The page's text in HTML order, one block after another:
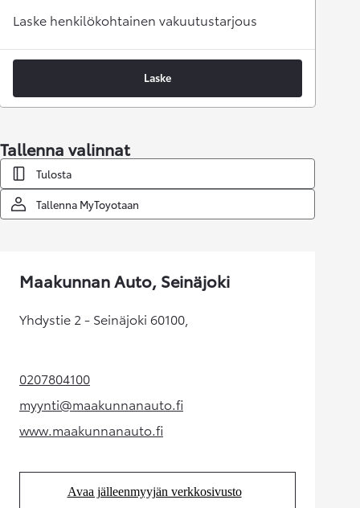
Laske henkilökohtainen vakuutustarjous
Laske
Tallenna valinnat
Tulosta
Tallenna MyToyotaan
Maakunnan Auto, Seinäjoki
Yhdystie 2 - Seinäjoki 60100,
0207804100(Aukeaa uudessa välilehdessä)
myynti@maakunnanauto.fi(Aukeaa uudessa välilehdessä)
www.maakunnanauto.fi(Aukeaa uudessa välilehdessä)
Avaa jälleenmyyjän verkkosivusto
(Aukeaa uudessa välilehdessä)